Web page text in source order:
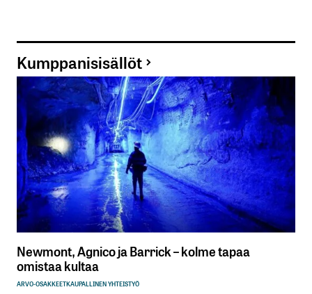
Kumppanisisällöt
Newmont, Agnico ja Barrick – kolme tapaa
omistaa kultaa
ARVO-OSAKKEETKAUPALLINEN YHTEISTYÖ